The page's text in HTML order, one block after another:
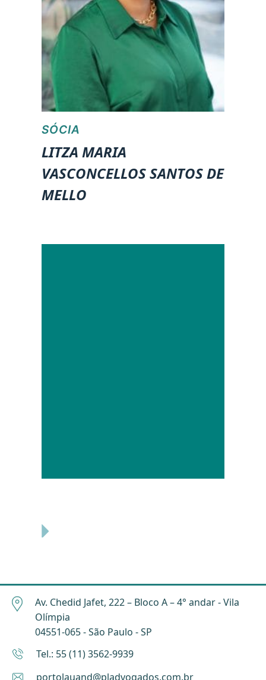
SÓCIA
LITZA MARIA
VASCONCELLOS SANTOS DE
MELLO
Av. Chedid Jafet, 222 – Bloco A – 4° andar - Vila
Olímpia
04551-065 - São Paulo - SP
Tel.: 55 (11) 3562-9939
portolauand@pladvogados.com.br